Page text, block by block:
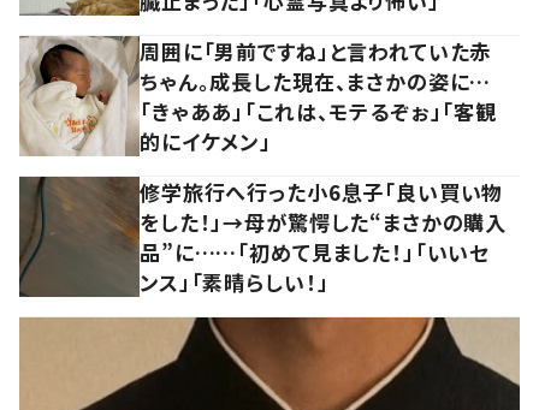
周囲に「男前ですね」と言われていた赤
ちゃん。成長した現在、まさかの姿に…
「きゃああ」「これは、モテるぞぉ」「客観
的にイケメン」
修学旅行へ行った小6息子「良い買い物
をした！」→母が驚愕した“まさかの購入
品”に……「初めて見ました！」「いいセ
ンス」「素晴らしい！」